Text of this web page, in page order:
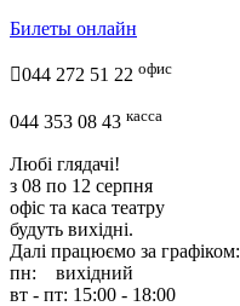
Билеты онлайн
044 272 51 22 офис
044 353 08 43 касса
Любі глядачі!
з 08 по 12 серпня
офіс та каса театру
будуть вихідні.
Далі працюємо за графіком:
пн: вихідний
вт - пт: 15:00 - 18:00